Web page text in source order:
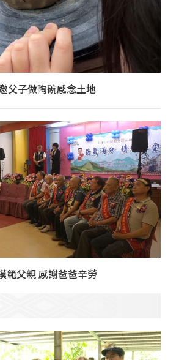
父子做陶碗感念土地
範父親 感謝爸爸辛勞